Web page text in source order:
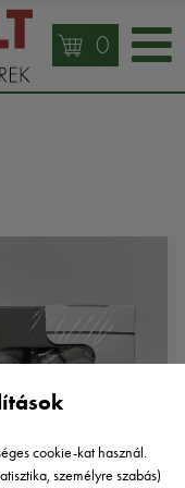
0
cookie-kat használ.
személyre szabás)